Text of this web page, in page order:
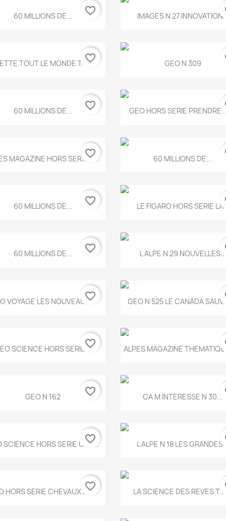
Aperçu rapide
60 MILLIONS DE... favorite_border Aperçu rapide
IMAGES N 27
Aperçu rapide
TOUT LE MONDE T.546
favorite_border Aperçu rapide
GEO N 309
Aperçu rapide
60 MILLIONS DE... favorite_border Aperçu rapide
GEO HORS SERIE PRENDRE
Aperçu rapide
MAGAZINE HORS SERIE N...
favorite_border Aperçu rapide
60 MILLIONS DE...
Aperçu rapide
60 MILLIONS DE... favorite_border Aperçu rapide
LE FIGARO HORS SERIE
Aperçu rapide
60 MILLIONS DE... favorite_border Aperçu rapide
L ALPE N 29 NOUVELLES...
Aperçu rapide
VOYAGE LES NOUVEAUX...
favorite_border Aperçu rapide
GEO N 525 LE CANADA
Aperçu rapide
SCIENCE HORS SERIE...
favorite_border Aperçu rapide
ALPES MAGAZINE
Aperçu rapide
GEO N 162 favorite_border Aperçu rapide
CA M INTERESSE N 30...
Aperçu rapide
SCIENCE HORS SERIE UNE...
favorite_border Aperçu rapide
L ALPE N 18 LES
Aperçu rapide
HORS SERIE CHEVAUX ET...
favorite_border Aperçu rapide
LA SCIENCE DES REVES